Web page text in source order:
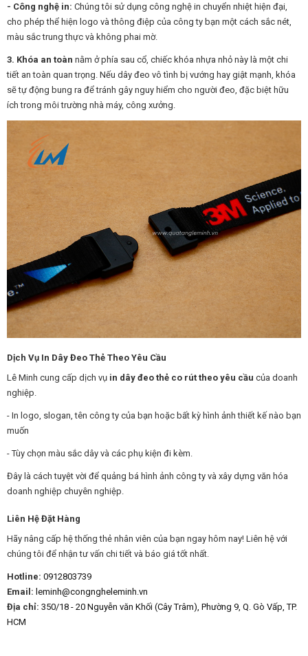
- Công nghệ in: Chúng tôi sử dụng công nghệ in chuyển nhiệt hiện đại,
cho phép thể hiện logo và thông điệp của công ty bạn một cách sắc nét,
màu sắc trung thực và không phai mờ.
3. Khóa an toàn nằm ở phía sau cổ, chiếc khóa nhựa nhỏ này là một chi
tiết an toàn quan trọng. Nếu dây đeo vô tình bị vướng hay giật mạnh, khóa
sẽ tự động bung ra để tránh gây nguy hiểm cho người đeo, đặc biệt hữu
ích trong môi trường nhà máy, công xưởng.
Dịch Vụ In Dây Đeo Thẻ Theo Yêu Cầu
Lê Minh cung cấp dịch vụ in dây đeo thẻ co rút theo yêu cầu của doanh
nghiệp.
- In logo, slogan, tên công ty của bạn hoặc bất kỳ hình ảnh thiết kế nào bạn
muốn
- Tùy chọn màu sắc dây và các phụ kiện đi kèm.
Đây là cách tuyệt vời để quảng bá hình ảnh công ty và xây dựng văn hóa
doanh nghiệp chuyên nghiệp.
Liên Hệ Đặt Hàng
Hãy nâng cấp hệ thống thẻ nhân viên của bạn ngay hôm nay! Liên hệ với
chúng tôi để nhận tư vấn chi tiết và báo giá tốt nhất.
Hotline: 0912803739
Email: leminh@congngheleminh.vn
Địa chỉ: 350/18 - 20 Nguyễn văn Khối (Cây Trâm), Phường 9, Q. Gò Vấp, TP.
HCM